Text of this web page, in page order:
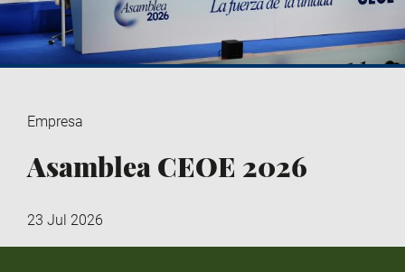
Empresa
Asamblea CEOE 2026
23 Jul 2026